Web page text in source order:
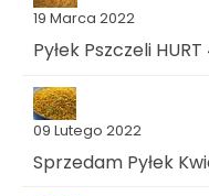
19 Marca 2022
Pyłek Pszczeli HURT
09 Lutego 2022
Sprzedam Pyłek